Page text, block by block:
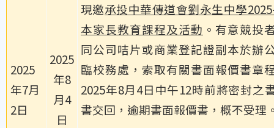
2025
年7月
2日
2025
年8
月4
日
現邀承投中華傳道會劉永生中學
本家長教育課程及活動 。有意競投
同公司咭片或商業登記證副本於辦
臨校務處，索取有關書面報價書章
2025年8月4日中午12時前將密封之
書交回，逾期書面報價書，概不受理